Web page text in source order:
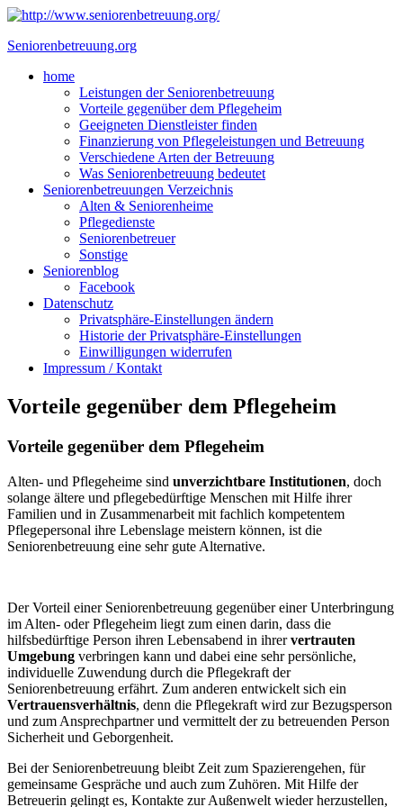
Skip
content
Seniorenbetreuung.org
Close
home
Leistungen der Seniorenbetreuung
Vorteile gegenüber dem Pflegeheim
Geeigneten Dienstleister finden
Finanzierung von Pflegeleistungen und Betreuung
Verschiedene Arten der Betreuung
Was Seniorenbetreuung bedeutet
Seniorenbetreuungen Verzeichnis
Alten & Seniorenheime
Pflegedienste
Seniorenbetreuer
Sonstige
Seniorenblog
Facebook
Datenschutz
Privatsphäre-Einstellungen ändern
Historie der Privatsphäre-Einstellungen
Einwilligungen widerrufen
Impressum / Kontakt
Vorteile gegenüber dem Pflegeheim
Vorteile gegenüber dem Pflegeheim
Alten- und Pflegeheime sind unverzichtbare Institutionen, doch
solange ältere und pflegebedürftige Menschen mit Hilfe ihrer
Familien und in Zusammenarbeit mit fachlich kompetentem
Pflegepersonal ihre Lebenslage meistern können, ist die
Seniorenbetreuung eine sehr gute Alternative.
Der Vorteil einer Seniorenbetreuung gegenüber einer Unterbringung
im Alten- oder Pflegeheim liegt zum einen darin, dass die
hilfsbedürftige Person ihren Lebensabend in ihrervertrauten
Umgebung verbringen kann und dabei eine sehr persönliche,
individuelle Zuwendung durch die Pflegekraft der
Seniorenbetreuung erfährt. Zum anderen entwickelt sich ein
Vertrauensverhältnis, denn die Pflegekraft wird zur Bezugsperson
und zum Ansprechpartner und vermittelt der zu betreuenden Person
Sicherheit und Geborgenheit.
Bei der Seniorenbetreuung bleibt Zeit zum Spazierengehen, für
gemeinsame Gespräche und auch zum Zuhören. Mit Hilfe der
Betreuerin gelingt es, Kontakte zur Außenwelt wieder herzustellen,